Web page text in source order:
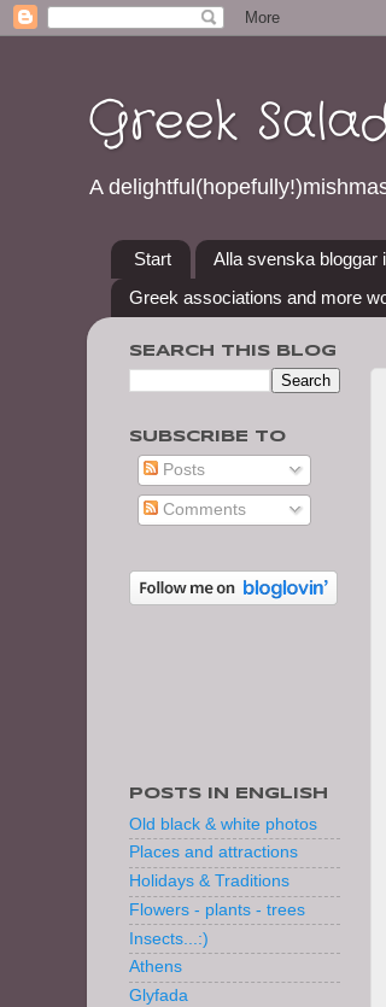
Greek
A
Start Alla svenska bloggar
Greek associations and more
SEARCH THIS BLOG
SUBSCRIBE TO
Posts
Comments
POSTS IN ENGLISH
Old black & white photos
Places and attractions
Holidays & Traditions
Flowers - plants - trees
Insects...:)
Athens
Glyfada